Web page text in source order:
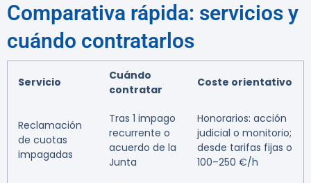
Comparativa rápida: servicios y
cuándo contratarlos
Servicio
Cuándo
contratar
Coste orientativo
Reclamación
de cuotas
impagadas
Tras 1 impago
recurrente o
acuerdo de la
Junta
Honorarios: acción
judicial o monitorio;
desde tarifas fijas o
100–250 €/h